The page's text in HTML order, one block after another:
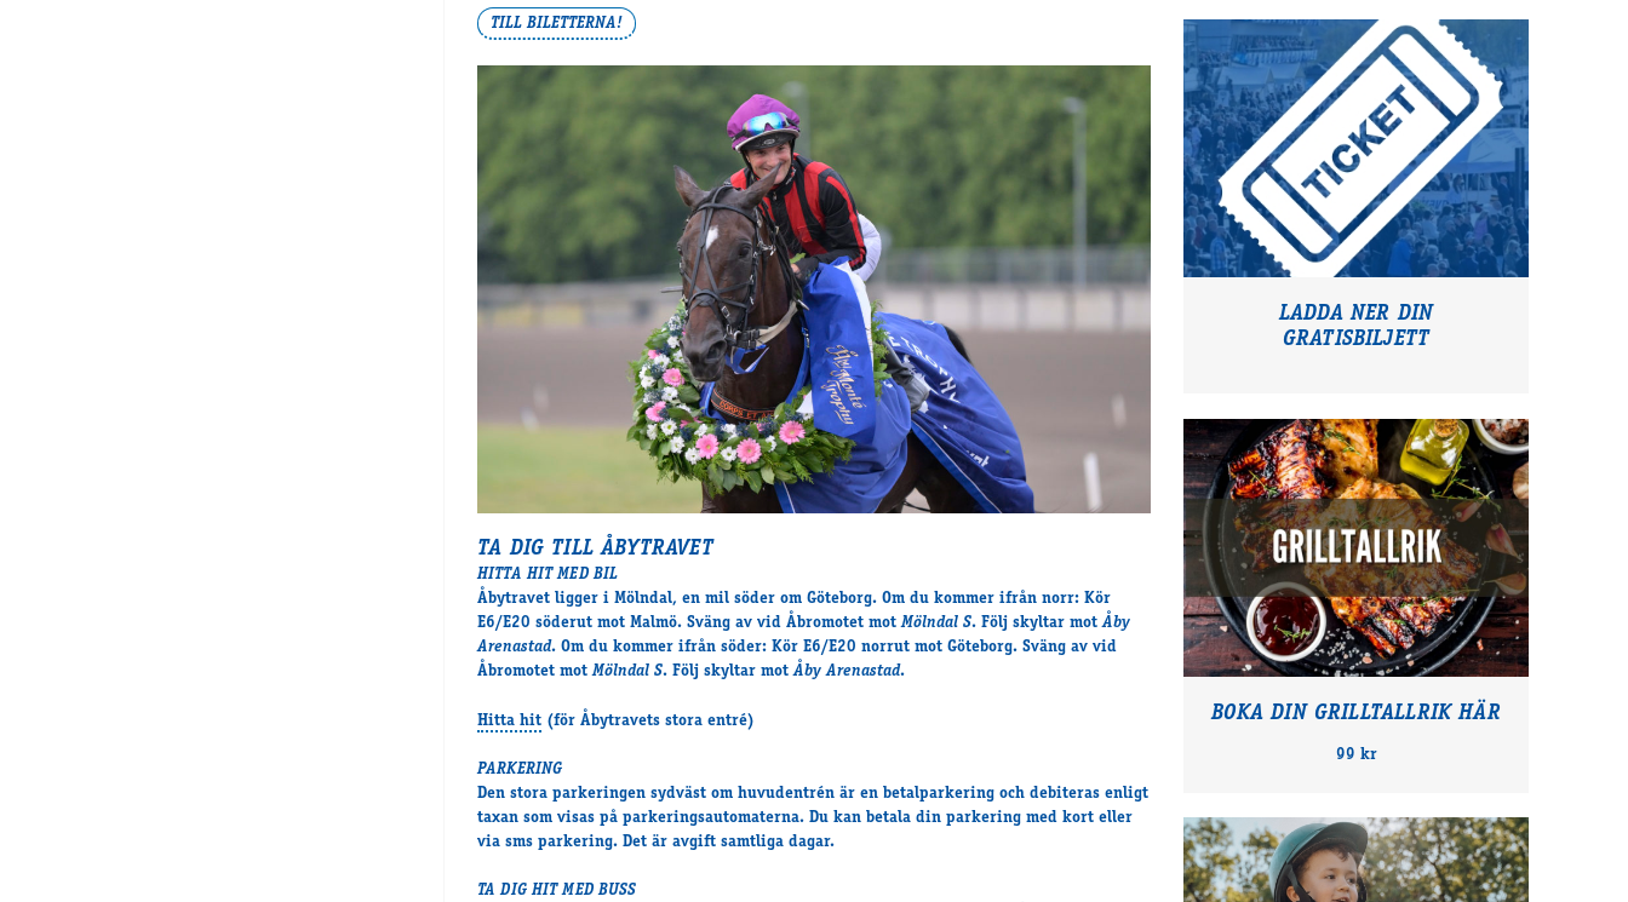
TILL BILETTERNA!
TA DIG TILL ÅBYTRAVET
HITTA HIT MED BIL
Åbytravet ligger i Mölndal, en mil söder om Göteborg. Om du kommer ifrån norr: Kör
E6/E20 söderut mot Malmö. Sväng av vid Åbromotet motMölndal S. Följ skyltar motÅby
Arenastad. Om du kommer ifrån söder: Kör E6/E20 norrut mot Göteborg. Sväng av vid
Åbromotet motMölndal S. Följ skyltar motÅby Arenastad.
Hitta hit(för Åbytravets stora entré)
PARKERING
Den stora parkeringen sydväst om huvudentrén är en betalparkering och debiteras enligt
taxan som visas på parkeringsautomaterna. Du kan betala din parkering med kort eller
via sms parkering. Det är avgift samtliga dagar.
TA DIG HIT MED BUSS
LADDA NER DIN
GRATISBILJETT
BOKA DIN GRILLTALLRIK HÄR
99 kr